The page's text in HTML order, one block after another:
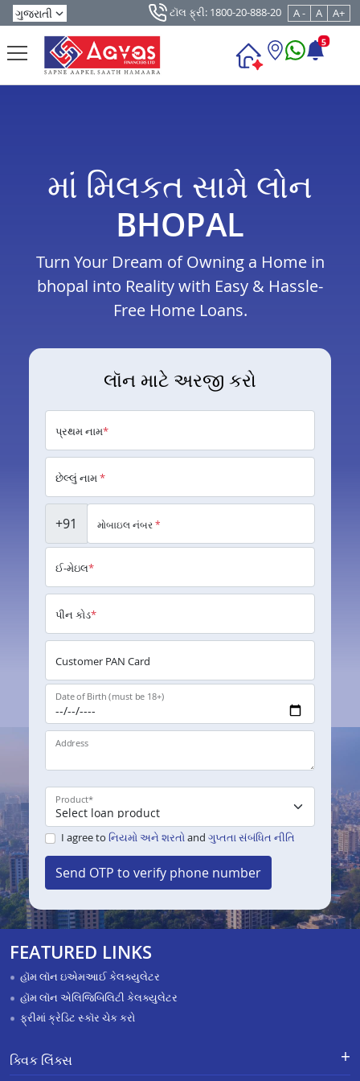
ટૉલ ફ્રી: 1800-20-888-20 A - A A+
5
માં મિલકત સામે લોન
BHOPAL
Turn Your Dream of Owning a Home in
bhopal into Reality with Easy & Hassle-
Free Home Loans.
લૉન માટે અરજી કરો
પ્રથમ નામ*
છેલ્લું નામ*
+91 મોબાઇલ નંબર*
ઈ-મેઇલ*
પીન કોડ*
Customer PAN Card
Date of Birth (must be 18+)
Address
Product*
I agree to નિયમો અને શરતોand ગુપ્તતા સંબંધિત નીતિ
Send OTP to verify phone number
FEATURED LINKS
હૉમ લૉન ઇએમઆઈ કેલક્યુલેટર
હૉમ લૉન એલિજિબિલિટી કેલક્યુલેટર
ફ્રીમાં ક્રેડિટ સ્કૉર ચેક કરો
ક્વિક લિંક્સ